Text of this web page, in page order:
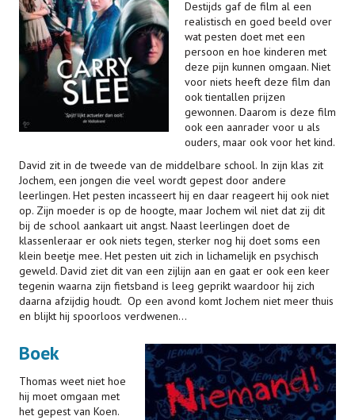
Destijds gaf de film al een
realistisch en goed beeld over
wat pesten doet met een
persoon en hoe kinderen met
deze pijn kunnen omgaan. Niet
voor niets heeft deze film dan
ook tientallen prijzen
gewonnen. Daarom is deze film
ook een aanrader voor u als
ouders, maar ook voor het kind.
David zit in de tweede van de middelbare school. In zijn klas zit
Jochem, een jongen die veel wordt gepest door andere
leerlingen. Het pesten incasseert hij en daar reageert hij ook niet
op. Zijn moeder is op de hoogte, maar Jochem wil niet dat zij dit
bij de school aankaart uit angst. Naast leerlingen doet de
klassenleraar er ook niets tegen, sterker nog hij doet soms een
klein beetje mee. Het pesten uit zich in lichamelijk en psychisch
geweld. David ziet dit van een zijlijn aan en gaat er ook een keer
tegenin waarna zijn fietsband is leeg geprikt waardoor hij zich
daarna afzijdig houdt. Op een avond komt Jochem niet meer thuis
en blijkt hij spoorloos verdwenen…
Boek
Thomas weet niet hoe
hij moet omgaan met
het gepest van Koen.